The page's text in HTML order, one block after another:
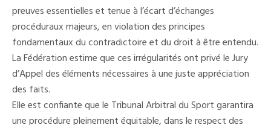
preuves essentielles et tenue à l’écart d’échanges
procéduraux majeurs, en violation des principes
fondamentaux du contradictoire et du droit à être entendu.
La Fédération estime que ces irrégularités ont privé le Jury
d’Appel des éléments nécessaires à une juste appréciation
des faits.
Elle est confiante que le Tribunal Arbitral du Sport garantira
une procédure pleinement équitable, dans le respect des